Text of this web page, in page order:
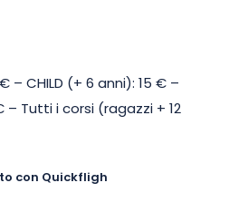
subito il vostro biglietto!
– CHILD (+ 6 anni): 15 € –
– Tutti i corsi (ragazzi + 12
con Quickfligh